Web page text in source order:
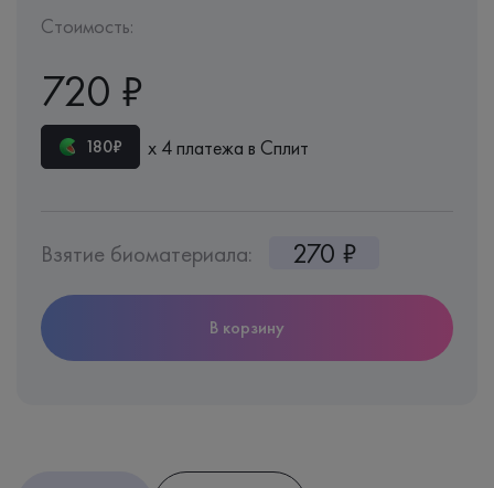
Стоимость:
720 ₽
180₽ х 4 платежа в Сплит
Взятие биоматериала: 270 ₽
В корзину